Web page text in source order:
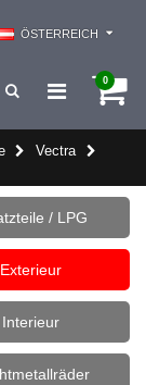
ÖSTERREICH
0
Vectra
/ LPG
Exterieur
Interieur